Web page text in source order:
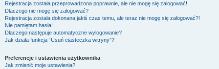
Rejestracja została przeprowadzona poprawnie, ale nie mogę się zalogować!
Dlaczego nie mogę się zalogować?
Rejestracja została dokonana jakiś czas temu, ale teraz nie mogę się zalogować?!
Nie pamiętam hasła!
Dlaczego następuje automatyczne wylogowanie?
Jak działa funkcja “Usuń ciasteczka witryny”?
Preferencje i ustawienia użytkownika
Jak zmienić moje ustawienia?